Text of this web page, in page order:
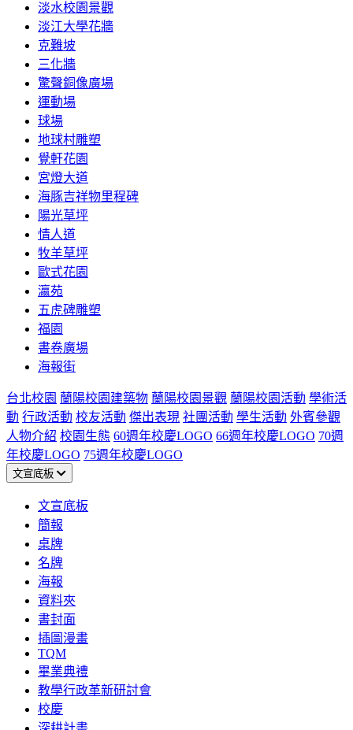
淡水校園景觀
淡江大學花牆
克難坡
三化牆
驚聲銅像廣場
運動場
球場
地球村雕塑
覺軒花園
宮燈大道
海豚吉祥物里程碑
陽光草坪
情人道
牧羊草坪
歐式花園
瀛苑
五虎碑雕塑
福園
書卷廣場
海報街
台北校園 蘭陽校園建築物 蘭陽校園景觀 蘭陽校園活動 學術活
動 行政活動 校友活動 傑出表現 社團活動 學生活動 外賓參觀
人物介紹 校園生態 60週年校慶LOGO 66週年校慶LOGO 70週
年校慶LOGO 75週年校慶LOGO
文宣底板
文宣底板
簡報
桌牌
名牌
海報
資料夾
書封面
插圖漫畫
TQM
畢業典禮
教學行政革新研討會
校慶